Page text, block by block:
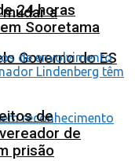
mudar a
Governo do ES
24 horas
Sooretama
de
de
prisão